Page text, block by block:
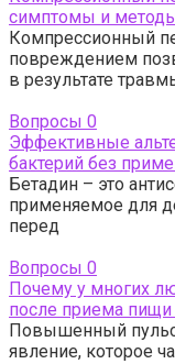
симптомы и
Компрессионный
повреждением
в результате
Вопросы 0
Эффективные
бактерий без
Бетадин – это
применяемое для
перед
Вопросы 0
Почему у многих
после приема пищи
Повышенный пульс
явление, которое